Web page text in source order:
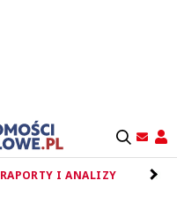
RAPORTY I ANALIZY